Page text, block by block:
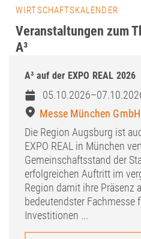
WIRTSCHAFTSKALENDER
Veranstaltungen zum
A³
A³ auf der EXPO REAL 2026
Messe München GmbH
Die Region Augsburg ist
EXPO REAL in München
Gemeinschaftsstand der
erfolgreichen Auftritt im
Region damit ihre Präsenz
bedeutendster Fachmesse
Investitionen ...